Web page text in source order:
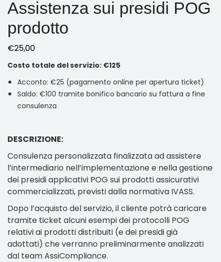
Assistenza sui presidi POG
prodotto
€25,00
Costo totale del servizio: €125
Acconto: €25 (pagamento online per apertura ticket)
Saldo: €100 tramite bonifico bancario su fattura a fine
consulenza
DESCRIZIONE:
Consulenza personalizzata finalizzata ad assistere
l’intermediario nell’implementazione e nella gestione
dei presidi applicativi POG sui prodotti assicurativi
commercializzati, previsti dalla normativa IVASS.
Dopo l’acquisto del servizio, il cliente potrà caricare
tramite ticket alcuni esempi dei protocolli POG
relativi ai prodotti distribuiti (e dei presidi già
adottati) che verranno preliminarmente analizzati
dal team AssiCompliance.